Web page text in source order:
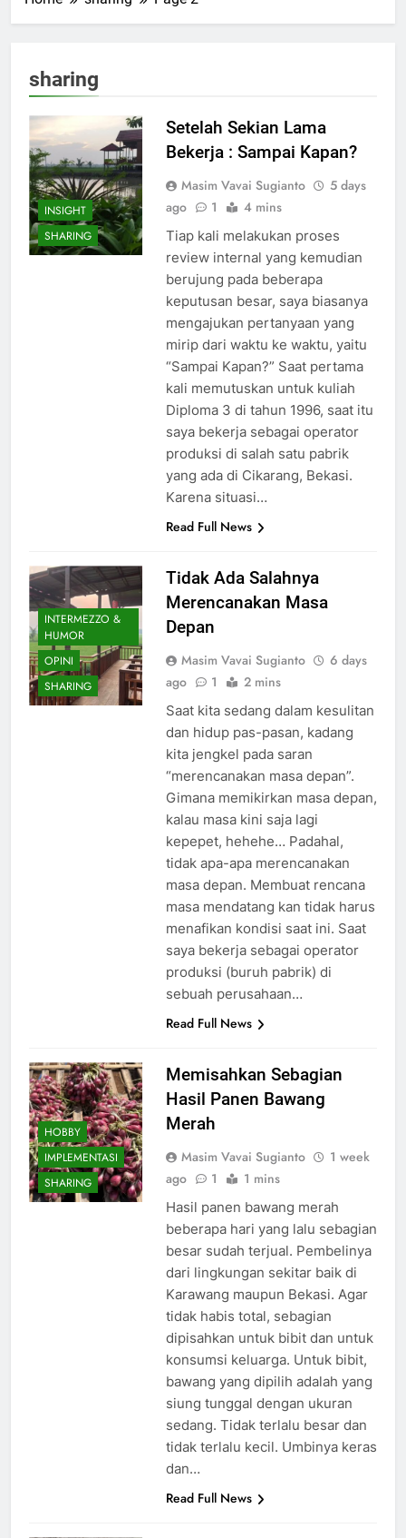
sharing
INSIGHT
SHARING
Setelah Sekian Lama
Bekerja : Sampai Kapan?
Masim Vavai Sugianto
5 days
ago
1 4 mins
Tiap kali melakukan proses
review internal yang kemudian
berujung pada beberapa
keputusan besar, saya biasanya
mengajukan pertanyaan yang
mirip dari waktu ke waktu, yaitu
“Sampai Kapan?” Saat pertama
kali memutuskan untuk kuliah
Diploma 3 di tahun 1996, saat itu
saya bekerja sebagai operator
produksi di salah satu pabrik
yang ada di Cikarang, Bekasi.
Karena situasi…
Read Full News
INTERMEZZO &
HUMOR
OPINI
SHARING
Tidak Ada Salahnya
Merencanakan Masa
Depan
Masim Vavai Sugianto
6 days
ago
1 2 mins
Saat kita sedang dalam kesulitan
dan hidup pas-pasan, kadang
kita jengkel pada saran
“merencanakan masa depan”.
Gimana memikirkan masa depan,
kalau masa kini saja lagi
kepepet, hehehe… Padahal,
tidak apa-apa merencanakan
masa depan. Membuat rencana
masa mendatang kan tidak harus
menafikan kondisi saat ini. Saat
saya bekerja sebagai operator
produksi (buruh pabrik) di
sebuah perusahaan…
Read Full News
HOBBY
IMPLEMENTASI
SHARING
Memisahkan Sebagian
Hasil Panen Bawang
Merah
Masim Vavai Sugianto
1 week
ago
1 1 mins
Hasil panen bawang merah
beberapa hari yang lalu sebagian
besar sudah terjual. Pembelinya
dari lingkungan sekitar baik di
Karawang maupun Bekasi. Agar
tidak habis total, sebagian
dipisahkan untuk bibit dan untuk
konsumsi keluarga. Untuk bibit,
bawang yang dipilih adalah yang
siung tunggal dengan ukuran
sedang. Tidak terlalu besar dan
tidak terlalu kecil. Umbinya keras
dan…
Read Full News